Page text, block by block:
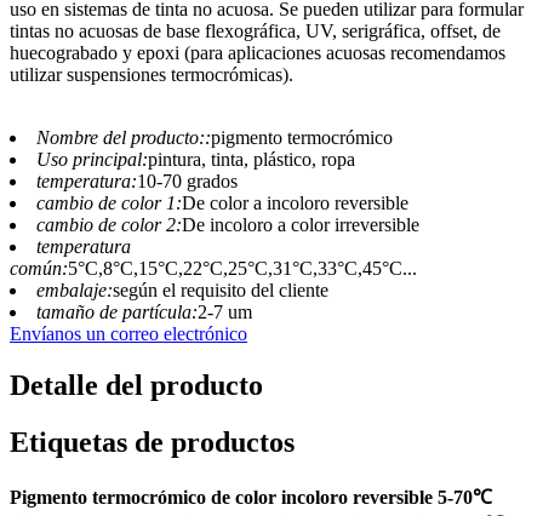
uso en sistemas de tinta no acuosa. Se pueden utilizar para formular
tintas no acuosas de base flexográfica, UV, serigráfica, offset, de
huecograbado y epoxi (para aplicaciones acuosas recomendamos
utilizar suspensiones termocrómicas).
Nombre del producto::pigmento termocrómico
Uso principal:pintura, tinta, plástico, ropa
temperatura:10-70 grados
cambio de color 1:De color a incoloro reversible
cambio de color 2:De incoloro a color irreversible
temperatura
común:5°C,8°C,15°C,22°C,25°C,31°C,33°C,45°C...
embalaje:según el requisito del cliente
tamaño de partícula:2-7 um
Envíanos un correo electrónico
Detalle del producto
Etiquetas de productos
Pigmento termocrómico de color incoloro reversible 5-70℃